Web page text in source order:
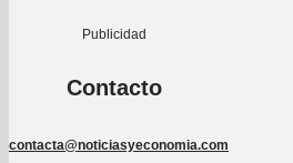
Publicidad
Contacto
contacta@noticiasyeconomia.com